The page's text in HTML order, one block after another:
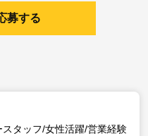
募する
スタッフ/女性活躍/営業経験